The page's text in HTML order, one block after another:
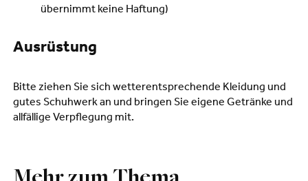
übernimmt keine Haftung)
Ausrüstung
Bitte ziehen Sie sich wetterentsprechende Kleidung und
gutes Schuhwerk an und bringen Sie eigene Getränke und
allfällige Verpflegung mit.